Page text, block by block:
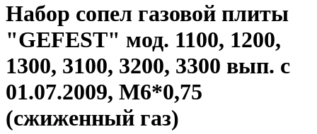
Набор сопел газовой плиты
"GEFEST" мод. 1100, 1200,
1300, 3100, 3200, 3300 вып. с
01.07.2009, М6*0,75
(сжиженный газ)